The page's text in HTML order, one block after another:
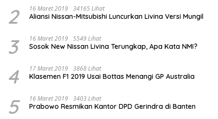
2 16 Maret 2019 34165 Lihat
Aliansi Nissan-Mitsubishi Luncurkan Livina Versi Mungil
3 16 Maret 2019 5549 Lihat
Sosok New Nissan Livina Terungkap, Apa Kata NMI?
4 17 Maret 2019 3868 Lihat
Klasemen F1 2019 Usai Bottas Menangi GP Australia
5 16 Maret 2019 3403 Lihat
Prabowo Resmikan Kantor DPD Gerindra di Banten